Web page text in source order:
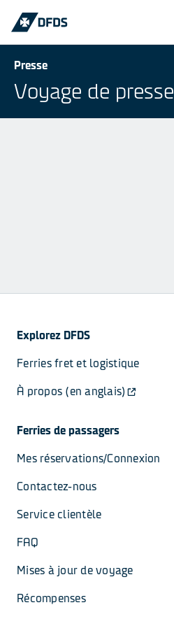
Presse
Voyage de presse
Explorez DFDS
Ferries fret et logistique
À propos (en anglais)
Ferries de passagers
Mes réservations/Connexion
Contactez-nous
Service clientèle
FAQ
Mises à jour de voyage
Récompenses